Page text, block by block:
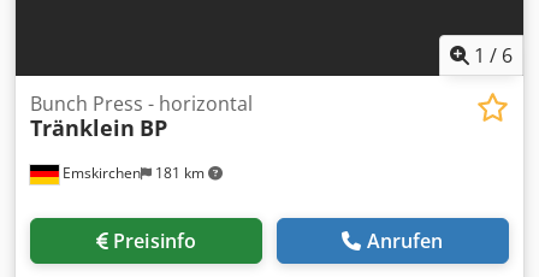
1 / 6
Emskirchen 181 km
Bunch Press - horizontal
Tränklein BP
Preisinfo Anrufen